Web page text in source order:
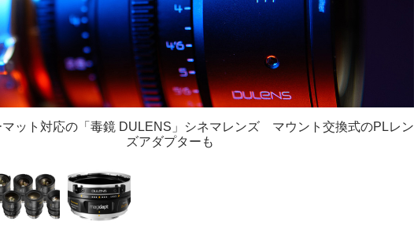
マット対応の「毒鏡 DULENS」シネマレンズ マウント交換式のPLレン
ズアダプターも